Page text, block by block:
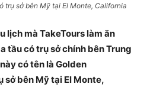
trụ sở bên Mỹ tại El Monte, California
lịch mà TakeTours làm ăn
tầu có trụ sở chính bên Trung
có tên là Golden
sở bên Mỹ tại El Monte,